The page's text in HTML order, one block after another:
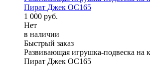
Пират Джек OC165
1 000 руб.
Нет
в наличии
Быстрый заказ
Развивающая игрушка-подвеска на
Пират Джек OC165